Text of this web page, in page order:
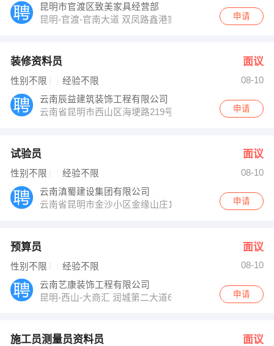
昆明市官渡区致美家具经营部
昆明-官渡-官南大道 双凤路鑫港家居建材城D1区负一楼
申请
装修资料员 面议
性别不限 经验不限
08-10
云南辰益建筑装饰工程有限公司
云南省昆明市西山区海埂路219号
申请
试验员 面议
性别不限 经验不限
08-10
云南滇蜀建设集团有限公司
云南省昆明市金沙小区金缘山庄117幢
申请
预算员 面议
性别不限 经验不限
08-10
云南艺康装饰工程有限公司
昆明-西山-大商汇 润城第二大道6栋9楼
申请
施工员测量员资料员 面议